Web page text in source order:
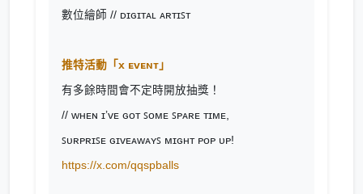
數位繪師 // ᴅɪɢɪᴛᴀʟ ᴀʀᴛɪꜱᴛ
推特活動「x ᴇᴠᴇɴᴛ」
有多餘時間會不定時開放抽獎！
// ᴡʜᴇɴ ɪ’ᴠᴇ ɢᴏᴛ ꜱᴏᴍᴇ ꜱᴘᴀʀᴇ ᴛɪᴍᴇ,
ꜱᴜʀᴘʀɪꜱᴇ ɢɪᴠᴇᴀᴡᴀʏꜱ ᴍɪɢʜᴛ ᴘᴏᴘ ᴜᴘ!
https://x.com/qqspballs